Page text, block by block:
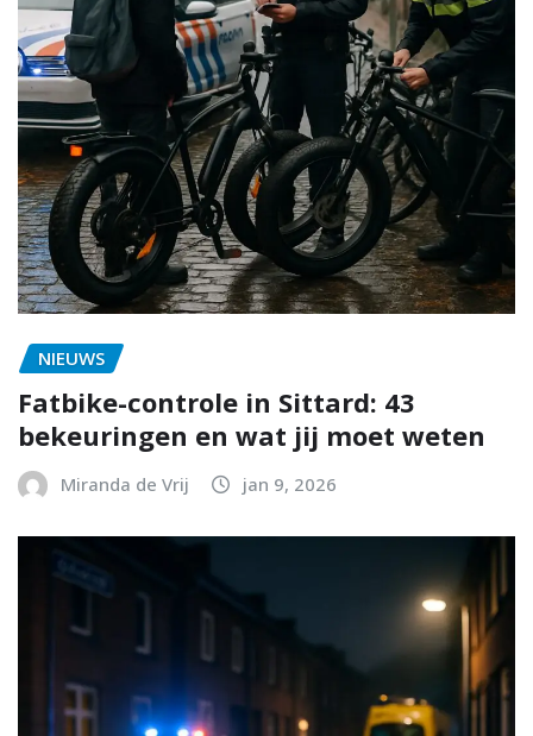
NIEUWS
Fatbike-controle in Sittard: 43
bekeuringen en wat jij moet weten
Miranda de Vrij jan 9, 2026